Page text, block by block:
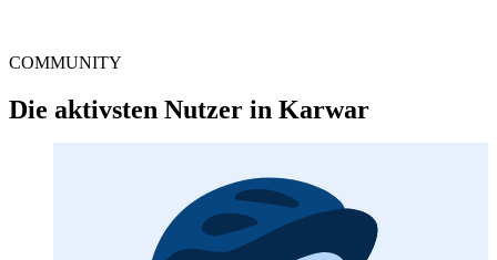
COMMUNITY
Die aktivsten Nutzer in Karwar